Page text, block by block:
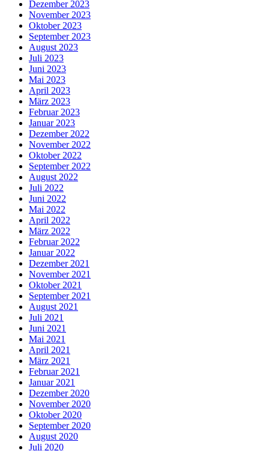
Dezember 2023
November 2023
Oktober 2023
September 2023
August 2023
Juli 2023
Juni 2023
Mai 2023
April 2023
März 2023
Februar 2023
Januar 2023
Dezember 2022
November 2022
Oktober 2022
September 2022
August 2022
Juli 2022
Juni 2022
Mai 2022
April 2022
März 2022
Februar 2022
Januar 2022
Dezember 2021
November 2021
Oktober 2021
September 2021
August 2021
Juli 2021
Juni 2021
Mai 2021
April 2021
März 2021
Februar 2021
Januar 2021
Dezember 2020
November 2020
Oktober 2020
September 2020
August 2020
Juli 2020